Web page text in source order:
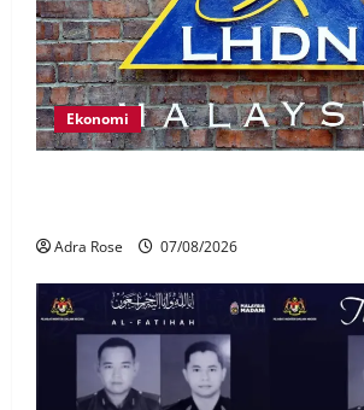
Ekonomi
Adra Rose 07/08/2026